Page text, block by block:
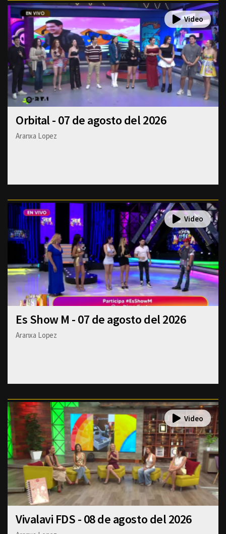
Orbital - 07 de agosto del 2026
Aranxa Lopez
Es Show M - 07 de agosto del 2026
Aranxa Lopez
Vivalavi FDS - 08 de agosto del 2026